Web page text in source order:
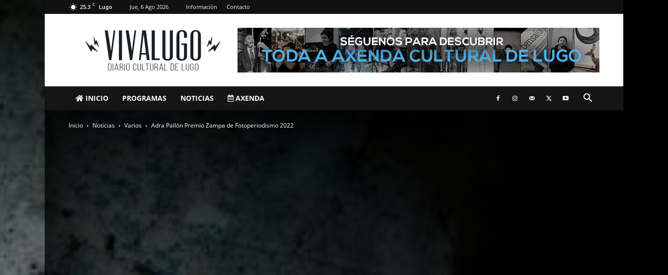
25.3 C Lugo Jue, 6 Ago 2026 Información Contacto
VivaLugo
INICIO PROGRAMAS NOTICIAS AXENDA
Inicio Noticias Varios Adra Pallón Premio Zampa de Fotoperiodismo 2022